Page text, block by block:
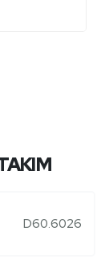
D60.6026